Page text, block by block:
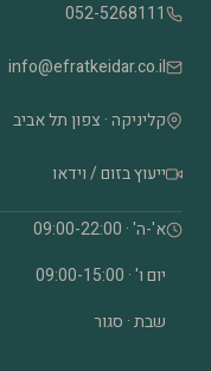
052-5268111
info@efratkeidar.co.il
קליניקה · צפון תל אביב
ייעוץ בזום / וידאו
א'-ה' · 09:00-22:00
יום ו' · 09:00-15:00
שבת · סגור